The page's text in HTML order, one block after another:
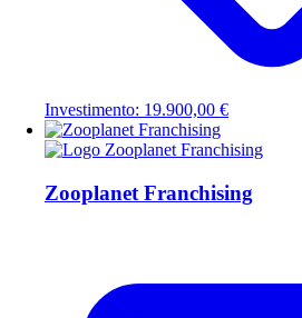
Investimento: 19.900,00 €
Zooplanet Franchising